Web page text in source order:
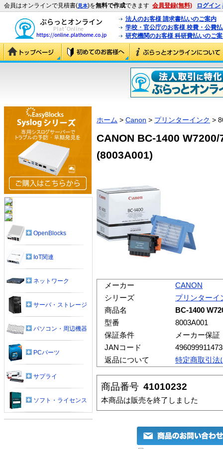
会員はオンラインで見積書(見本)を無料で作成できます 会員登録(無料) ログイン
法人のお客様 請求書払いのご案内
学校・官公庁のお客様 校費・公費
研究機関のお客様 科研費払いのご
ホーム > Canon > プリンターインク >
CANON BC-1400
(8003A001)
メーカー
CANON
シリーズ
プリンターイ
商品名
BC-1400
型番
8003A001
保証条件
メーカー保証
JANコード
返品について
特定商取引法
商品番号 41010232
本商品は販売を終了しました
OpenBlocks
IoT関連
ネットワーク
サーバ・ストレージ
パソコン・周辺機器
PCパーツ
サプライ
ソフト・ライセンス